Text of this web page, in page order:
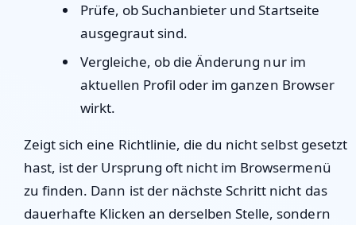
Prüfe, ob Suchanbieter und Startseite
ausgegraut sind.
Vergleiche, ob die Änderung nur im
aktuellen Profil oder im ganzen Browser
wirkt.
Zeigt sich eine Richtlinie, die du nicht selbst gesetzt
hast, ist der Ursprung oft nicht im Browsermenü
zu finden. Dann ist der nächste Schritt nicht das
dauerhafte Klicken an derselben Stelle, sondern